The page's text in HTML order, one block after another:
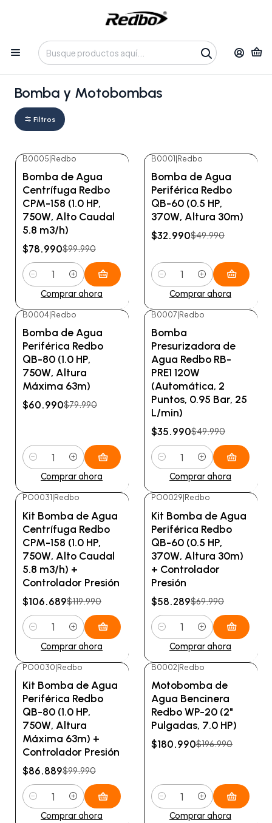
Tienda 100% Online con despacho a domicilio o retiro en
Oficina • Lun-Vie 09:30-14:00 / 15:00-17:30 • 📞 +56 9 3730 2311
Equipos de Potencia
Bomba y Motobombas
Bomba y Motobombas
Filtros
B0005|Redbo
Bomba de Agua
Centrífuga Redbo
CPM-158 (1.0 HP,
750W, Alto Caudal
5.8 m3/h)
$78.990$99.990
Cantidad
Comprar ahora
B0001|Redbo
Bomba de Agua
Periférica Redbo
QB-60 (0.5 HP,
370W, Altura 30m)
$32.990$49.990
Cantidad
Comprar ahora
B0004 Redbo
Bomba de Agua
Periférica Redbo
QB-80 (1.0 HP,
750W, Altura
Máxima 63m)
$60.990$79.990
Cantidad
Comprar ahora
B0007 Redbo
Bomba
Presurizadora de
Agua Redbo RB-
PRE1 120W
(Automática, 2
Puntos, 0.95 Bar, 25
L/min)
$35.990$49.990
Cantidad
Comprar ahora
PO0031 Redbo
Kit Bomba de Agua
Centrífuga Redbo
CPM-158 (1.0 HP,
750W, Alto Caudal
5.8 m3/h) +
Controlador Presión
$106.689$119.990
Cantidad
Comprar ahora
PO0029 Redbo
Kit Bomba de Agua
Periférica Redbo
QB-60 (0.5 HP,
370W, Altura 30m)
+ Controlador
Presión
$58.289$69.990
Cantidad
Comprar ahora
PO0030|Redbo
Kit Bomba de Agua
Periférica Redbo
QB-80 (1.0 HP,
750W, Altura
Máxima 63m) +
Controlador Presión
$86.889$99.990
Cantidad
Comprar ahora
B0002|Redbo
Motobomba de
Agua Bencinera
Redbo WP-20 (2"
Pulgadas, 7.0 HP)
$180.990$196.990
Cantidad
Comprar ahora